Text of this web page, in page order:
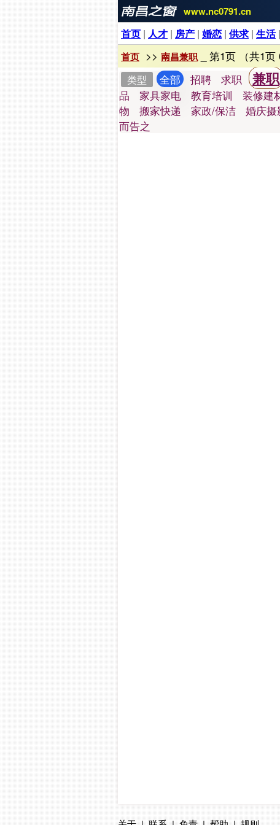
www.nc0791.cn
首页 | 人才 | 房产 | 婚恋 | 供求| 生活|
首页 >> 南昌兼职 _ 第1页 （共1页
类型 全部 招聘 求职 兼职
品
家具家电 教育培训 装修建
物
搬家快递 家政/保洁 婚庆摄
而告之